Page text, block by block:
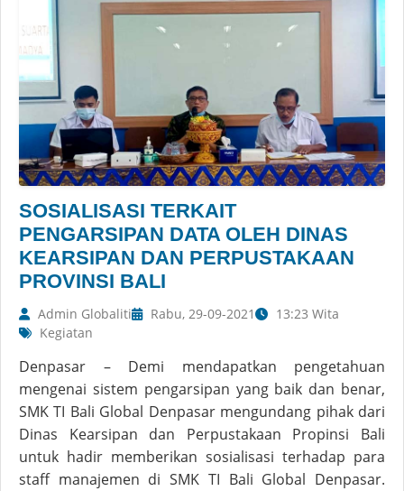
SOSIALISASI TERKAIT
PENGARSIPAN DATA OLEH DINAS
KEARSIPAN DAN PERPUSTAKAAN
PROVINSI BALI
Admin Globaliti Rabu, 29-09-2021
13:23 Wita
Kegiatan
Denpasar – Demi mendapatkan pengetahuan
mengenai sistem pengarsipan yang baik dan benar,
SMK TI Bali Global Denpasar mengundang pihak dari
Dinas Kearsipan dan Perpustakaan Propinsi Bali
untuk hadir memberikan sosialisasi terhadap para
staff manajemen di SMK TI Bali Global Denpasar.